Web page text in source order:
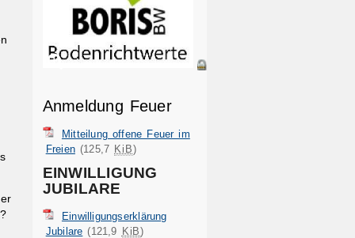
Anmeldung Feuer
Mitteilung offene Feuer im
Freien (125,7 KiB)
EINWILLIGUNG
JUBILARE
Einwilligungserklärung
Jubilare (121,9 KiB)